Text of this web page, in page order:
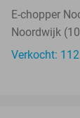
E-chopper
Noordwijk
Verkocht: 112